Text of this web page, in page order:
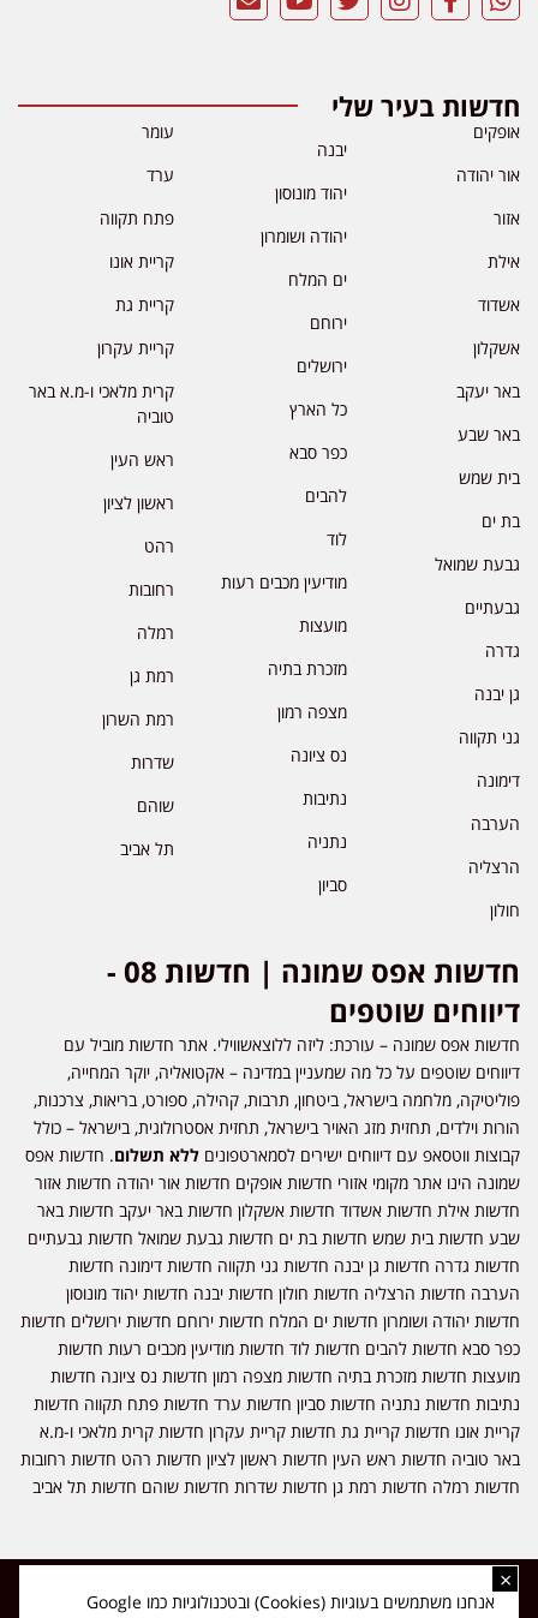
חדשות בעיר שלי
אופקים
אור יהודה
אזור
אילת
אשדוד
אשקלון
באר יעקב
באר שבע
בית שמש
בת ים
גבעת שמואל
גבעתיים
גדרה
גן יבנה
גני תקווה
דימונה
הערבה
הרצליה
חולון
יבנה
יהוד מונוסון
יהודה ושומרון
ים המלח
ירוחם
ירושלים
כל הארץ
כפר סבא
להבים
לוד
מודיעין מכבים רעות
מועצות
מזכרת בתיה
מצפה רמון
נס ציונה
נתיבות
נתניה
סביון
עומר
ערד
פתח תקווה
קריית אונו
קריית גת
קריית עקרון
קרית מלאכי ו-מ.א באר
טוביה
ראש העין
ראשון לציון
רהט
רחובות
רמלה
רמת גן
רמת השרון
שדרות
שוהם
תל אביב
חדשות אפס שמונה | חדשות 08 -
דיווחים שוטפים
חדשות אפס שמונה – עורכת: ליזה ללוצאשווילי. אתר חדשות מוביל עם
דיווחים שוטפים על כל מה שמעניין במדינה – אקטואליה, יוקר המחייה,
פוליטיקה, מלחמה בישראל, ביטחון, תרבות, קהילה, ספורט, בריאות, צרכנות,
הורות וילדים, תחזית מזג האויר בישראל, תחזית אסטרולוגית, בישראל – כולל
קבוצות ווטסאפ עם דיווחים ישירים לסמארטפונים ללא תשלום. חדשות אפס
שמונה הינו אתר מקומי אזורי חדשות אופקים חדשות אור יהודה חדשות אזור
חדשות אילת חדשות אשדוד חדשות אשקלון חדשות באר יעקב חדשות באר
שבע חדשות בית שמש חדשות בת ים חדשות גבעת שמואל חדשות גבעתיים
חדשות גדרה חדשות גן יבנה חדשות גני תקווה חדשות דימונה חדשות
הערבה חדשות הרצליה חדשות חולון חדשות יבנה חדשות יהוד מונוסון
חדשות יהודה ושומרון חדשות ים המלח חדשות ירוחם חדשות ירושלים חדשות
כפר סבא חדשות להבים חדשות לוד חדשות מודיעין מכבים רעות חדשות
מועצות חדשות מזכרת בתיה חדשות מצפה רמון חדשות נס ציונה חדשות
נתיבות חדשות נתניה חדשות סביון חדשות ערד חדשות פתח תקווה חדשות
קריית אונו חדשות קריית גת חדשות קריית עקרון חדשות קרית מלאכי ו-מ.א
באר טוביה חדשות ראש העין חדשות ראשון לציון חדשות רהט חדשות רחובות
חדשות רמלה חדשות רמת גן חדשות שדרות חדשות שוהם חדשות תל אביב
כל הזכויות שמורות ל-ליזה ללוצאשווילי - חדשות אפס שמונה - דיווחים בזמן
×
אנחנו משתמשים בעוגיות (Cookies) ובטכנולוגיות כמו Google